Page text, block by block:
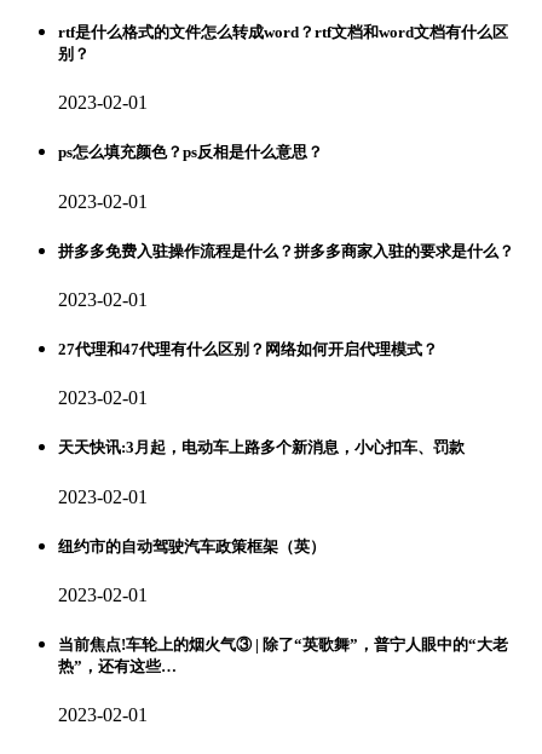
rtf是什么格式的文件怎么转成word？rtf文档和word文档有什么区
别？
2023-02-01
ps怎么填充颜色？ps反相是什么意思？
2023-02-01
拼多多免费入驻操作流程是什么？拼多多商家入驻的要求是什么？
2023-02-01
27代理和47代理有什么区别？网络如何开启代理模式？
2023-02-01
天天快讯:3月起，电动车上路多个新消息，小心扣车、罚款
2023-02-01
纽约市的自动驾驶汽车政策框架（英）
2023-02-01
当前焦点!车轮上的烟火气③ | 除了“英歌舞”，普宁人眼中的“大老
热”，还有这些…
2023-02-01